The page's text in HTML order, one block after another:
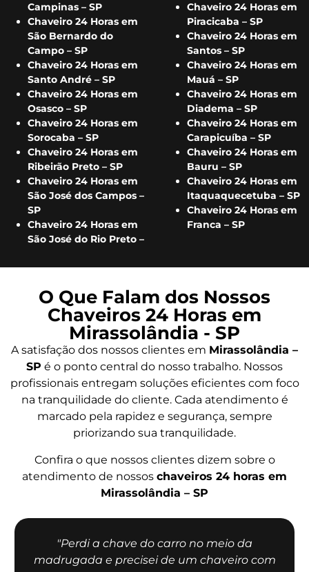
Campinas – SP
Chaveiro 24 Horas em
São Bernardo do
Campo – SP
Chaveiro 24 Horas em
Santo André – SP
Chaveiro 24 Horas em
Osasco – SP
Chaveiro 24 Horas em
Sorocaba – SP
Chaveiro 24 Horas em
Ribeirão Preto – SP
Chaveiro 24 Horas em
São José dos Campos –
SP
Chaveiro 24 Horas em
São José do Rio Preto –
Chaveiro 24 Horas em
Piracicaba – SP
Chaveiro 24 Horas em
Santos – SP
Chaveiro 24 Horas em
Mauá – SP
Chaveiro 24 Horas em
Diadema – SP
Chaveiro 24 Horas em
Carapicuíba – SP
Chaveiro 24 Horas em
Bauru – SP
Chaveiro 24 Horas em
Itaquaquecetuba – SP
Chaveiro 24 Horas em
Franca – SP
O Que Falam dos Nossos
Chaveiros 24 Horas em
Mirassolândia - SP
A satisfação dos nossos clientes em Mirassolândia –
SP é o ponto central do nosso trabalho. Nossos
profissionais entregam soluções eficientes com foco
na tranquilidade do cliente. Cada atendimento é
marcado pela rapidez e segurança, sempre
priorizando sua tranquilidade.
Confira o que nossos clientes dizem sobre o
atendimento de nossos chaveiros 24 horas em
Mirassolândia – SP
"Perdi a chave do carro no meio da
madrugada e precisei de um chaveiro com